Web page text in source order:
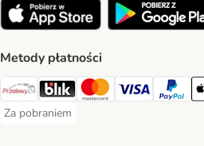
Metody płatności
Przelewy24 Payment Method
Blik Payment Method
MasterCard Payment
Visa Payment
PayPal
Za pobraniem
Za pobraniem Payment Method